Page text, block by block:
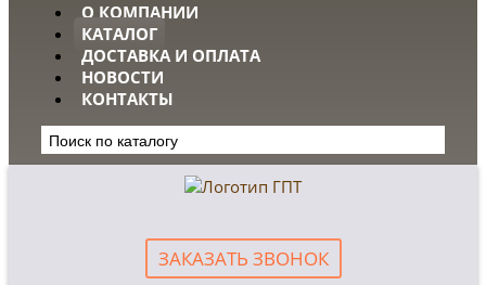
О КОМПАНИИ
КАТАЛОГ
ДОСТАВКА И ОПЛАТА
НОВОСТИ
КОНТАКТЫ
ЗАКАЗАТЬ ЗВОНОК